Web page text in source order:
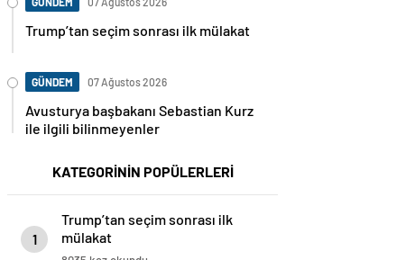
Trump’tan seçim sonrası ilk mülakat
GÜNDEM 07 Ağustos 2026
Avusturya başbakanı Sebastian Kurz
ile ilgili bilinmeyenler
KATEGORİNİN POPÜLERLERİ
1
Trump’tan seçim sonrası ilk
mülakat